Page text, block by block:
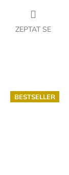
ZEPTAT SE
BESTSELLER